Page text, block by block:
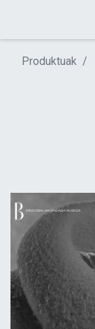
Produktuak